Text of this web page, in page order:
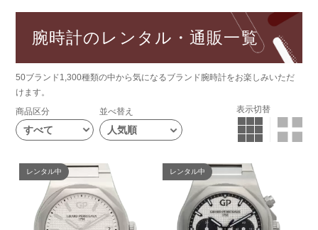
腕時計のレンタル・通販一覧
50ブランド1,300種類の中から気になるブランド腕時計をお楽しみいただ
けます。
商品区分
すべて
並べ替え 表示切替
レンタル中 レンタル中